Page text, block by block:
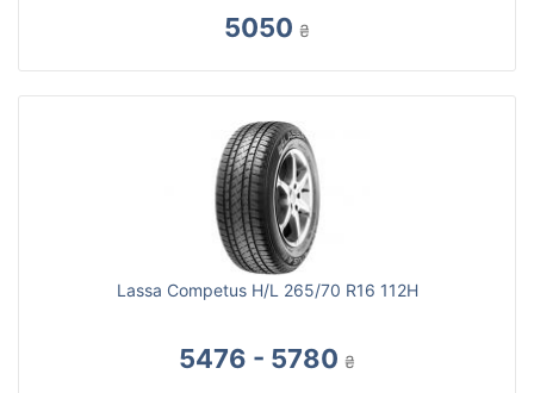
5050 ₴
Lassa Competus H/L 265/70 R16 112H
5476 - 5780 ₴